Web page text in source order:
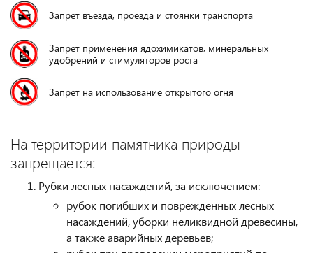
Запрет въезда, проезда и стоянки транспорта
Запрет применения ядохимикатов, минеральных
удобрений и стимуляторов роста
Запрет на использование открытого огня
На территории памятника природы
запрещается:
Рубки лесных насаждений, за исключением:
рубок погибших и поврежденных лесных
насаждений, уборки неликвидной древесины,
а также аварийных деревьев;